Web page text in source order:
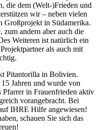
die dem (Welt-)Frieden und
wir – neben vielen
Großprojekt in Südamerika.
zum andern aber auch die
Weiteren ist natürlich ein
als auch mit
Pitantorilla in Bolivien.
Jahren und wurde von
Pfarrer in Frauenfrieden aktiv
vorangebracht. Bei
IHRE Hilfe angewiesen!
schauen Sie sich das